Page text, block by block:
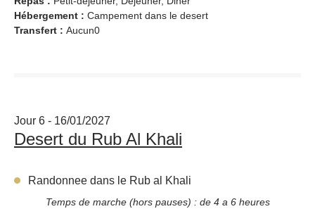
Hébergement : Campement dans le desert
Transfert : Aucun0
Jour 6 - 16/01/2027
Desert du Rub Al Khali
Randonnee dans le Rub al Khali
Temps de marche (hors pauses) : de 4 a 6 heures